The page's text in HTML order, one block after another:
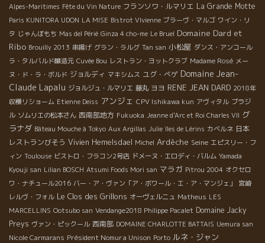
Alpes-Maritimes Fête du Vin Nature フランソワ・ルマリエ La Grande Motte
Paris KUNITORA UDON LA MISE Bistrot VIvienne ブラーヴ・マルゴ ワイン・リ
タ じゃんぼもち Mas del Périé Ginza 4 cho-me Le Bruel Domaine Dard et
Ribo Brouilly 2013 串揚げ グラン・ラルグ Tan san 小松屋 ダンス・アンコール
ラ・タルバルド醸造元 Cuvée Bou レストラン・ヨットクラブ Madame Rosé メー
ヌ・ド・ラ・ボルド ジョルディ マキシムス ユグ・べゲ Domaine Jean-
Claude Lapalu ジョルジュ・ルマリエ 藤丸 ヨヨ RENE JEAN DARD 2018年
収穫リショーム Etienne Deiss アンジェ CPV Ishikawa kun アヴィタル ブラジ
ル ソムリエの松本さん 西南部地方 Fukuoka Jeanne d'Arc et Roi Charles VII グ
ラナダ Bâteau Mouche à Tokyo Aux Argillas Julie îles de Lérins カベルネ 日本
レストランびそう Vivien Hemelsdael Michel Ardèche Seine エピスリー・フ
ィン Toulouse ビストロ・フラコン2号店 ドメーヌ・エロディ・バルム Yamada
Kyouji san Lilian BOSCH Atsumi Foods Mori san マラガ Pitrou 2004 オクセロ
ワ・ナチュール2016 バー・ア・ヴァン「ア・ボワール・エ・ア・マンジェ」
宮崎
レルヴ・フォル Le Clos des Grillons オーヴェルニュ Matheus LES
MARCELLINS Ootsubo san Vendange2018 Philippe Pacalet Domaine Jacky
Preys ヴァン・ピックール 西南部 DOMAINE CHARLOTTE BATTAIS Uemura san
Nicole Carmarans Président Nomura Unison Porto ルネ・ジャン